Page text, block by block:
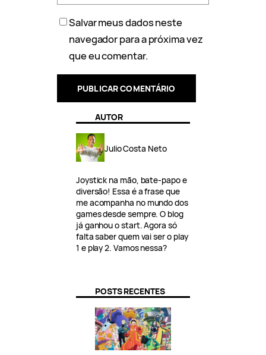
Salvar meus dados neste
navegador para a próxima vez
que eu comentar.
AUTOR
Julio Costa Neto
Joystick na mão, bate-papo e
diversão! Essa é a frase que
me acompanha no mundo dos
games desde sempre. O blog
já ganhou o start. Agora só
falta saber quem vai ser o play
1 e play 2. Vamos nessa?
POSTS RECENTES